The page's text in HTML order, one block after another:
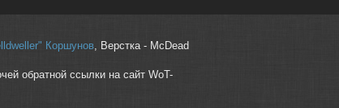
Коршунов, Верстка - McDead
обратной ссылки на сайт WoT-